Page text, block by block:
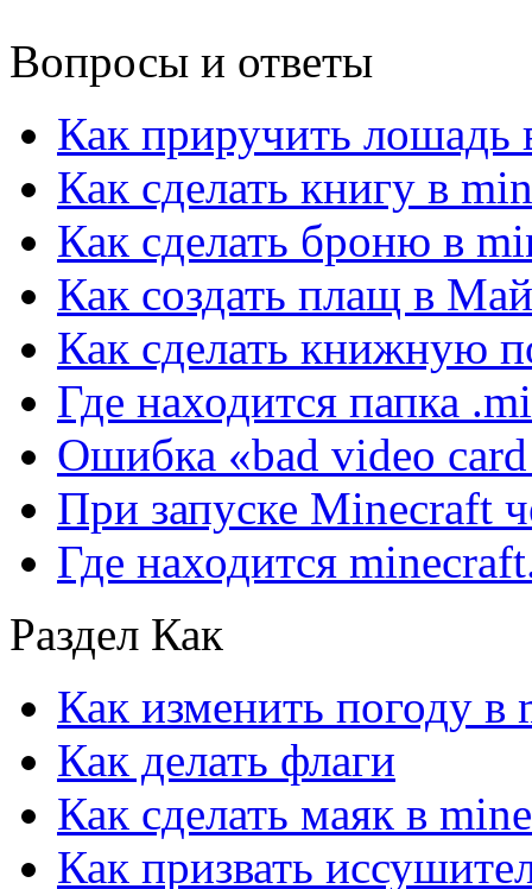
Вопросы и ответы
Как приручить лошадь
Как сделать книгу в
Как сделать броню в
Как создать плащ в
Как сделать книжную
Где находится папка
Ошибка «bad video
При запуске Minecraft
Где находится
Раздел Как
Как изменить погоду в
Как делать флаги
Как сделать маяк в
Как призвать